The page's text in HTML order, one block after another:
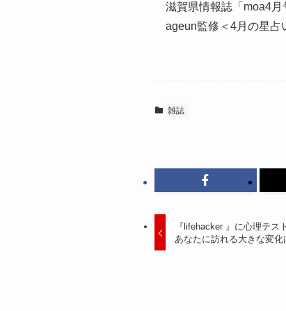
滋賀県情報誌「moa4月
ageun監修＜4月の星占
雑誌
『lifehacker 』に心理テ
あなたに訪れる大きな変化